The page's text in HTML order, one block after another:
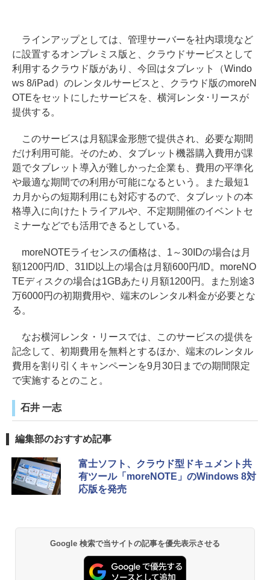
ラインアップとしては、管理サーバーを社内環境など
に設置するオンプレミス版と、クラウドサービスとして
利用するクラウド版があり、今回はタブレット（Windo
ws 8/iPad）のレンタルサービスと、クラウド版のmoreN
OTEをセットにしたサービスを、横河レンタ･リースが
提供する。
このサービスは月額課金形態で提供され、必要な期間
だけ利用可能。そのため、タブレット機器購入費用が課
題でタブレット導入が難しかった企業も、費用の平準化
や最適な期間での利用が可能になるという。また最短1
カ月からの短期利用にも対応するので、タブレットの本
格導入に向けたトライアルや、不定期開催のイベントセ
ミナーなどでも活用できるとしている。
moreNOTEライセンスの価格は、1～30IDの場合は月
額1200円/ID、31ID以上の場合は月額600円/ID。moreNO
TEディスクの場合は1GBあたり月額1200円。また別途3
万6000円の初期費用や、端末のレンタル料金が必要とな
る。
なお横河レンタ・リースでは、このサービスの提供を
記念して、初期費用を無料とするほか、端末のレンタル
費用を割り引くキャンペーンを9月30日までの期間限定
で実施するとのこと。
石井 一志
編集部のおすすめ記事
富士ソフト、クラウド型ドキュメント共
有ツール「moreNOTE」のWindows 8対
応版を発売
Google 検索で当サイトの記事を優先表示させる